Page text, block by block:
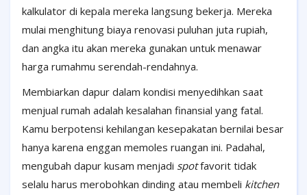
kalkulator di kepala mereka langsung bekerja. Mereka
mulai menghitung biaya renovasi puluhan juta rupiah,
dan angka itu akan mereka gunakan untuk menawar
harga rumahmu serendah-rendahnya.
Membiarkan dapur dalam kondisi menyedihkan saat
menjual rumah adalah kesalahan finansial yang fatal.
Kamu berpotensi kehilangan kesepakatan bernilai besar
hanya karena enggan memoles ruangan ini. Padahal,
mengubah dapur kusam menjadi spotfavorit tidak
selalu harus merobohkan dinding atau membeli kitchen